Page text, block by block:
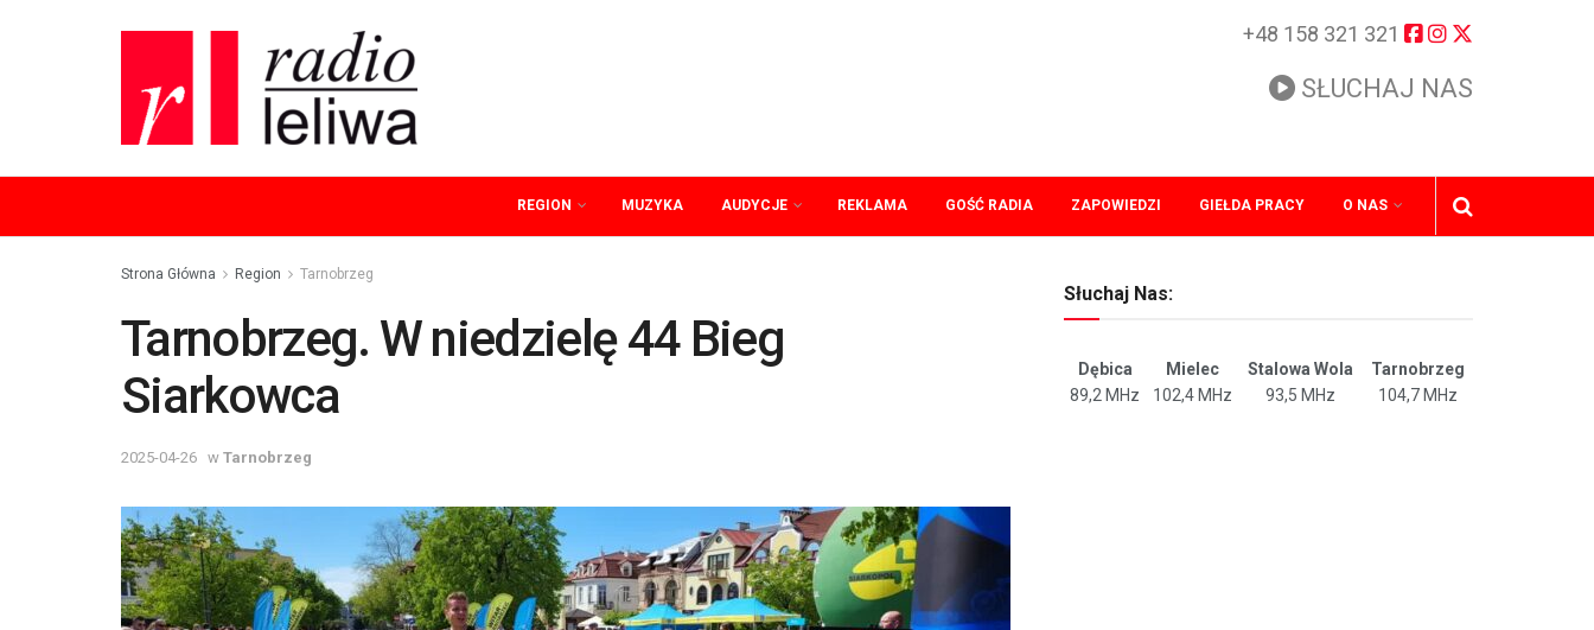
+48 158 321 321
SŁUCHAJ NAS
REGION MUZYKA AUDYCJE REKLAMA GOŚĆ RADIA ZAPOWIEDZI GIEŁDA PRACY O NAS
Strona Główna Region Tarnobrzeg
Tarnobrzeg. W niedzielę 44 Bieg
Siarkowca
2025-04-26 w Tarnobrzeg
Słuchaj Nas:
Dębica Mielec Stalowa Wola
Tarnobrzeg
89,2 MHz
102,4 MHz 93,5 MHz 104,7 MHz